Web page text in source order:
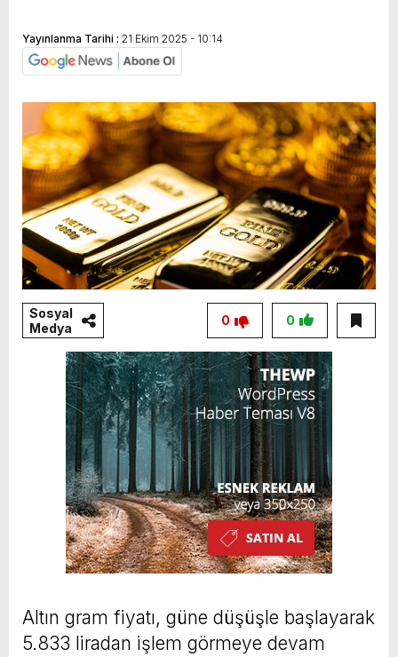
Yayınlanma Tarihi : 21 Ekim 2025 - 10:14
Sosyal
Medya
0
0
Altın gram fiyatı, güne düşüşle başlayarak
5.833 liradan işlem görmeye devam